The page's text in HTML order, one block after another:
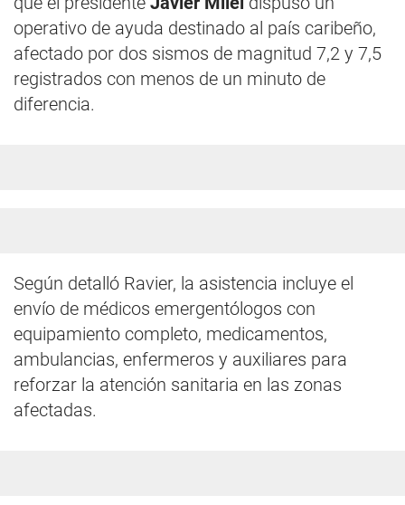
operativo de ayuda destinado al país caribeño,
afectado por dos sismos de magnitud 7,2 y 7,5
registrados con menos de un minuto de
diferencia.
Según detalló Ravier, la asistencia incluye el
envío de médicos emergentólogos con
equipamiento completo, medicamentos,
ambulancias, enfermeros y auxiliares para
reforzar la atención sanitaria en las zonas
afectadas.